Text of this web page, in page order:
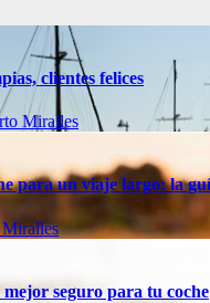
clientes felices
Miralles
para un viaje largo: la
seguro para tu coche